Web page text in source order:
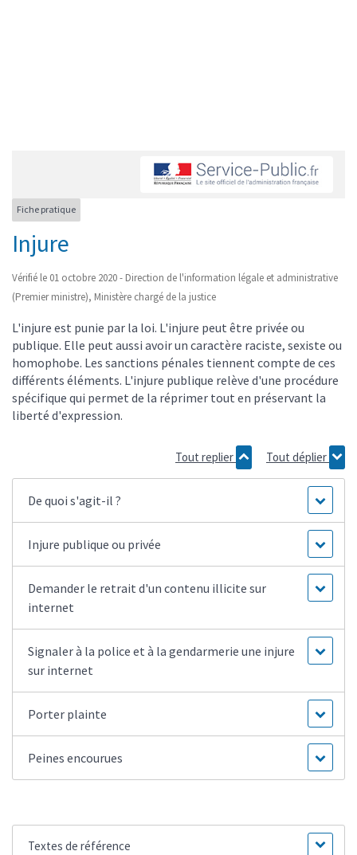
Fiche pratique
Injure
Vérifié le 01 octobre 2020 - Direction de l'information légale et administrative
(Premier ministre), Ministère chargé de la justice
L'injure est punie par la loi. L'injure peut être privée ou
publique. Elle peut aussi avoir un caractère raciste, sexiste ou
homophobe. Les sanctions pénales tiennent compte de ces
différents éléments. L'injure publique relève d'une procédure
spécifique qui permet de la réprimer tout en préservant la
liberté d'expression.
Tout replier Tout déplier
De quoi s'agit-il ?
Injure publique ou privée
Demander le retrait d'un contenu illicite sur
internet
Signaler à la police et à la gendarmerie une injure
sur internet
Porter plainte
Peines encourues
Textes de référence